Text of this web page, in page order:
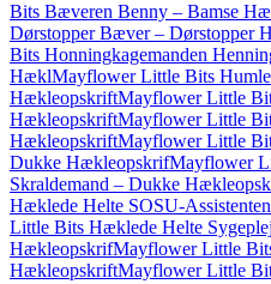
Bits Bæveren Benny – Bamse
Dørstopper Bæver – Dørstopper
Bits Honningkagemanden
HæklMayflower Little Bits
HækleopskriftMayflower Little
HækleopskriftMayflower Little
HækleopskriftMayflower Little
Dukke HækleopskrifMayflower
Skraldemand – Dukke
Hæklede Helte SOSU-
Little Bits Hæklede Helte
HækleopskrifMayflower Little
HækleopskriftMayflower Little